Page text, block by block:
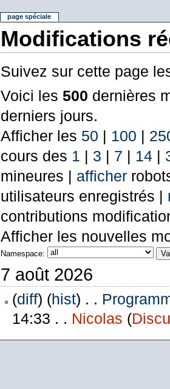
Modifications
Suivez sur cette page
Voici les 500 dernières
derniers jours.
Afficher les 50 | 100 |
cours des 1 | 3 | 7 | 14|
mineures | afficher
utilisateurs enregistrés |
contributions
Afficher les nouvelles
Namespace:
7 août 2026
(diff) (hist) . .
14:33 . . Nicolas (
page spéciale